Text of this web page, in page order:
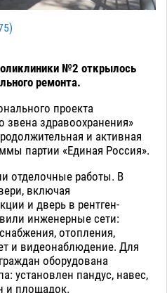
)
№2 открылось
ремонта.
проекта
звена здравоохранения»
и активная
партии «Единая Россия».
отделочные работы. В
включая
и дверь в рентген-
инженерные сети:
отопления,
и видеонаблюдение. Для
оборудована
установлен пандус, навес,
и площадок.